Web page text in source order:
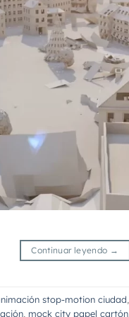
Continuar leyendo →
stop-motion ciudad
mock city papel cartón